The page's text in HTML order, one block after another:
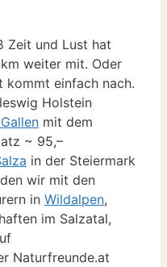
Zeit und Lust hat
weiter mit. Oder
kommt einfach nach.
Holstein
mit dem
~ 95,–
in der Steiermark
wir mit den
in Wildalpen,
im Salzatal,
Naturfreunde.at